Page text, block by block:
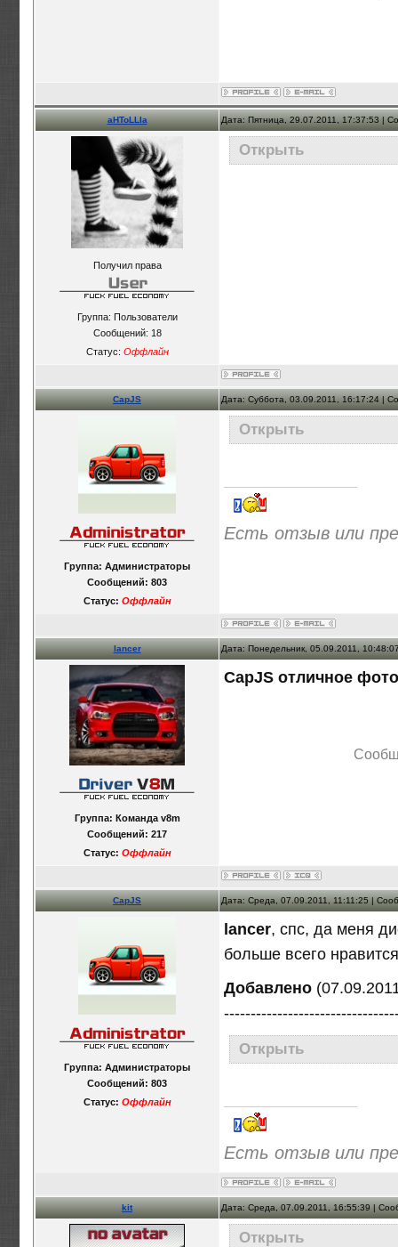
aHToLLIa Дата: Пятница, 29.07.2011, 17:37:53 |
Получил права
Группа: Пользователи
Сообщений: 18
Статус: Оффлайн
Открыть
CapJS Дата: Суббота, 03.09.2011, 16:17:24 |
Группа: Администраторы
Сообщений: 803
Статус: Оффлайн
Открыть
Есть отзыв или
lancer Дата: Понедельник, 05.09.2011,
Группа: Команда v8m
Сообщений: 217
Статус: Оффлайн
CapJS отличное
CapJS Дата: Среда, 07.09.2011, 11:11:25 |
Группа: Администраторы
Сообщений: 803
Статус: Оффлайн
lancer, спс, да меня
больше всего
Добавлено
Открыть
Есть отзыв или
kit Дата: Среда, 07.09.2011, 16:55:39 |
Открыть